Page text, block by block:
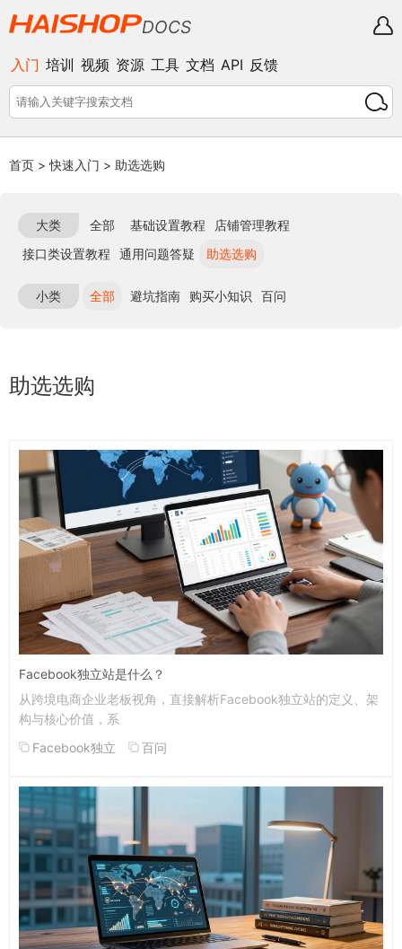
DOCS
入门 培训 视频 资源 工具 文档 API 反馈
首页 >快速入门 > 助选选购
大类 全部 基础设置教程
店铺管理教程
接口类设置教程
通用问题答疑 助选选购
小类 全部 避坑指南 购买小知识 百问
助选选购
Facebook独立站是什么？
从跨境电商企业老板视角，直接解析Facebook独立站的定义、架
构与核心价值，系
Facebook独立
百问